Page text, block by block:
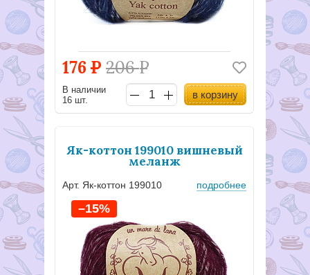
176 Р 206Р
В наличии
16 шт.
в корзину
Як-коттон 199010 вишневый
меланж
Арт. Як-коттон 199010 подробнее
–15%